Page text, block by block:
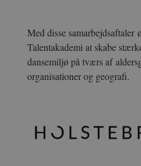
Med disse samarbejdsaftaler
Talentakademi at skabe
dansemiljø på tværs af
organisationer og geografi.